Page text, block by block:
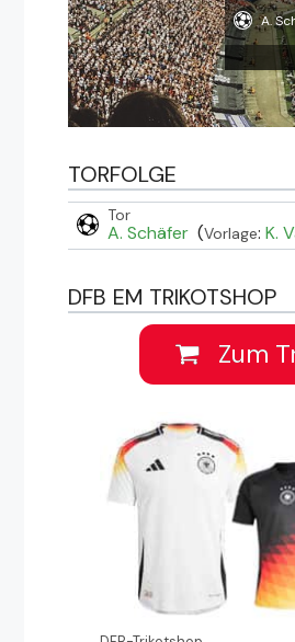
A.
TORFOLGE
Tor
A. Schäfer (Vorlage: K.
DFB EM TRIKOTSHOP
Zum